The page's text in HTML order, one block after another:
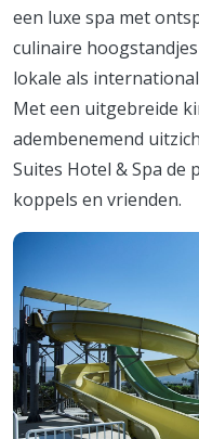
een luxe spa met
culinaire
lokale als
Met een uitgebreide
adembenemend
Suites Hotel & Spa de
koppels en vrienden.